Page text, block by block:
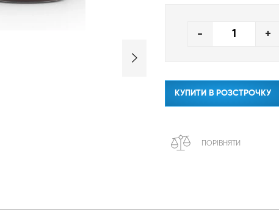
- +
КУПИТИ В РОЗСТРОЧКУ
ПОРІВНЯТИ